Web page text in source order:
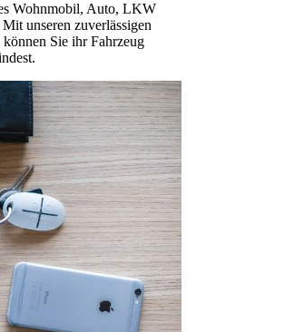
Wohnmobil, Auto, LKW
unseren zuverlässigen
Sie ihr Fahrzeug